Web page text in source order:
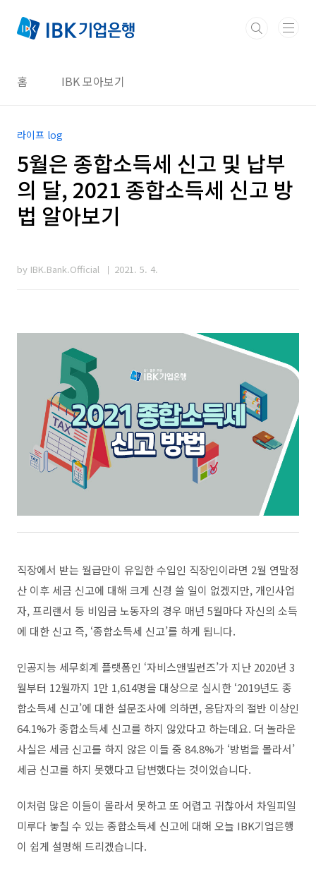
홈 IBK 모아보기
라이프 log
5월은 종합소득세 신고 및 납부
의 달, 2021 종합소득세 신고 방
법 알아보기
by IBK.Bank.Official 2021. 5. 4.
직장에서 받는 월급만이 유일한 수입인 직장인이라면 2월 연말정
산 이후 세금 신고에 대해 크게 신경 쓸 일이 없겠지만, 개인사업
자,프리랜서 등 비임금 노동자의 경우 매년 5월마다 자신의 소득
에 대한 신고 즉, ‘종합소득세 신고’를 하게 됩니다.
인공지능 세무회계 플랫폼인 ‘자비스앤빌런즈’가 지난 2020년 3
월부터 12월까지 1만 1,614명을 대상으로 실시한 ‘2019년도 종
합소득세 신고’에 대한 설문조사에 의하면,응답자의 절반 이상인
64.1%가 종합소득세 신고를 하지 않았다고 하는데요. 더 놀라운
사실은 세금 신고를 하지 않은 이들 중 84.8%가 ‘방법을 몰라서’
세금 신고를 하지 못했다고 답변했다는 것이었습니다.
이처럼 많은 이들이 몰라서 못하고 또 어렵고 귀찮아서 차일피일
미루다 놓칠 수 있는 종합소득세 신고에 대해 오늘 IBK기업은행
이 쉽게 설명해 드리겠습니다.